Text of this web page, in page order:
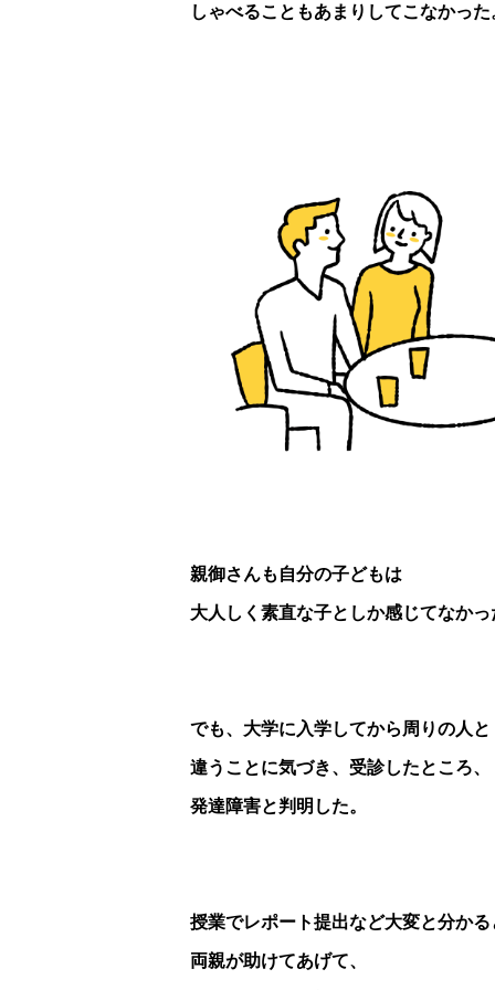
しゃべることもあまりしてこなかった
親御さんも自分の子どもは
大人しく素直な子としか感じてなかっ
でも、大学に入学してから周りの人と
違うことに気づき、受診したところ、
発達障害と判明した。
授業でレポート提出など大変と分かる
両親が助けてあげて、